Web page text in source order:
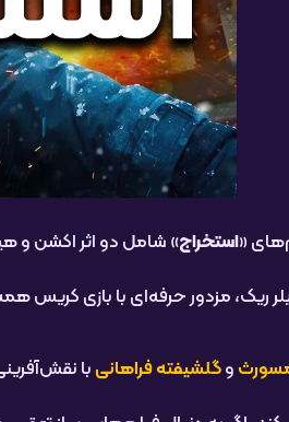
«استخراج» شامل دو اثر اکشن و
ریک، مزدور حرفه‌ای با بازی
وگلشیفته فراهانیبا